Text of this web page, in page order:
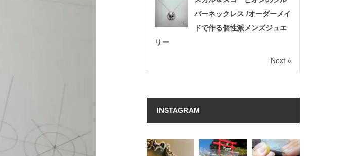
バーネックレス /オーダーメイ
ドで作る個性派メンズジュエ
リー
Next »
INSTAGRAM